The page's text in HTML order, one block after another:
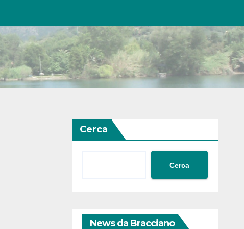
Cerca
Cerca
News da Bracciano